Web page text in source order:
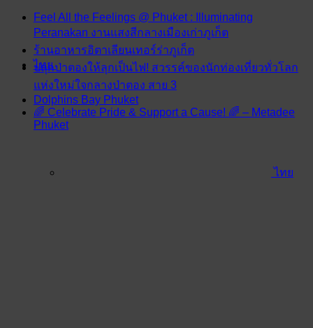
ไทย
ไทย
Feel All the Feelings @ Phuket : Illuminating
Peranakan งานแสงสีกลางเมืองเก่าภูเก็ต
ร้านอาหารอิตาเลียนเทอร์ร่าภูเก็ต
ปลุกป่าตองให้ลุกเป็นไฟ! สวรรค์ของนักท่องเที่ยวทั่วโลก
แห่งใหม่ใจกลางป่าตอง สาย 3
Dolphins Bay Phuket
🌈 Celebrate Pride & Support a Cause! 🌈 – Metadee
Phuket